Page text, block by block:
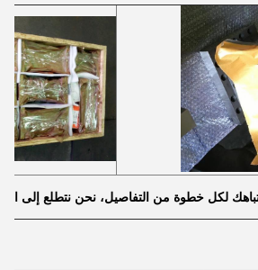
لكل خطوة من التفاصيل، نحن نتطلع إلى